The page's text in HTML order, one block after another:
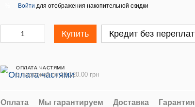
Войти для отображения накопительной скидки
Купить Кредит без переплат
ОПЛАТА ЧАСТЯМИ
5 платежей по 10 120.00 грн
Оплата Мы гарантируем Доставка
Гарантия